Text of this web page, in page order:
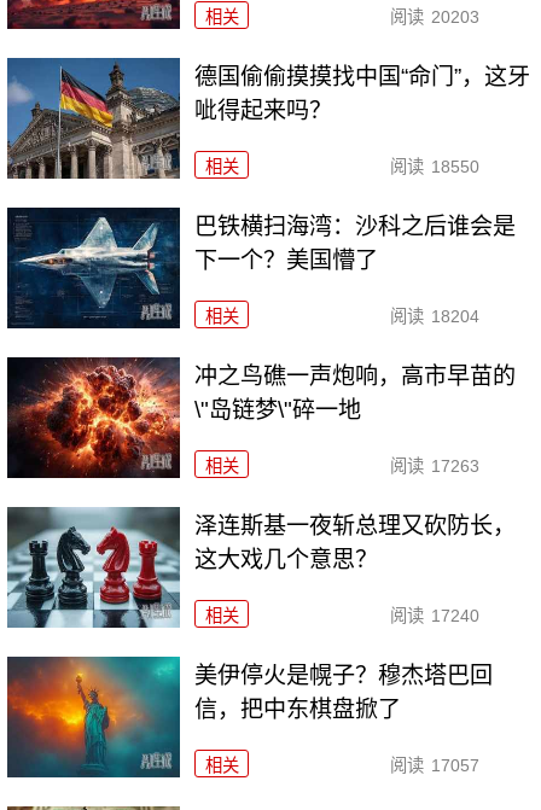
相关 阅读 20203
德国偷偷摸摸找中国“命门”，这牙
呲得起来吗？
相关 阅读 18550
巴铁横扫海湾：沙科之后谁会是
下一个？美国懵了
相关 阅读 18204
冲之鸟礁一声炮响，高市早苗的
\"岛链梦\"碎一地
相关 阅读 17263
泽连斯基一夜斩总理又砍防长，
这大戏几个意思？
相关 阅读 17240
美伊停火是幌子？穆杰塔巴回
信，把中东棋盘掀了
相关 阅读 17057